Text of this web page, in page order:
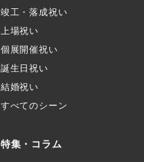
竣工・落成祝い
上場祝い
個展開催祝い
誕生日祝い
結婚祝い
すべてのシーン
特集・コラム